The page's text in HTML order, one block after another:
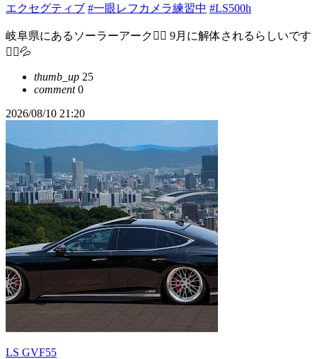
エクセグティブ #一眼レフカメラ練習中 #LS500h
岐阜県にあるソーラーアーク❤️‍🔥 9月に解体されるらしいです
🤦‍♂️💦
thumb_up 25
comment0
2026/08/10 21:20
LS GVF55